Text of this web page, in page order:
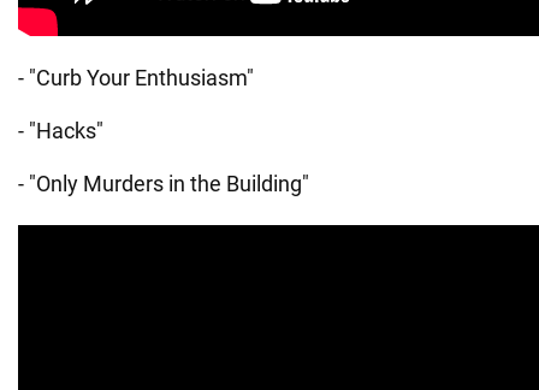
- "Curb Your Enthusiasm"
- "Hacks"
- "Only Murders in the Building"